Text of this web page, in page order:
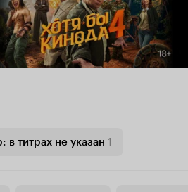
в титрах не указан 1